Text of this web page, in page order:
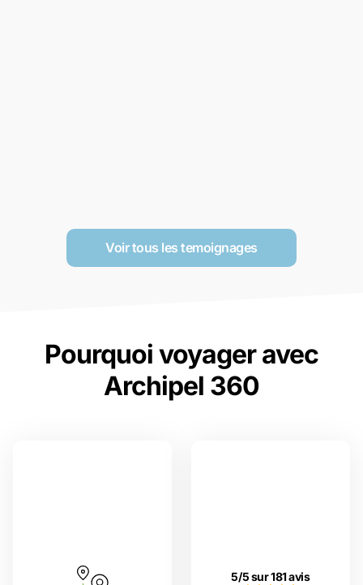
Voir tous les temoignages
Pourquoi voyager avec
Archipel 360
5/5 sur 181 avis